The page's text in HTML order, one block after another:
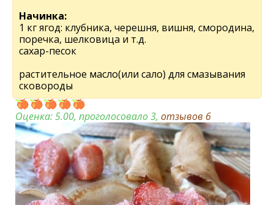
Начинка:
1 кг ягод: клубника, черешня, вишня, смородина,
поречка, шелковица и т.д.
сахар-песок
раститeльноe масло(или сало) для смазывания
сковороды
Оценка:5.00, проголосовало 3, отзывов 6